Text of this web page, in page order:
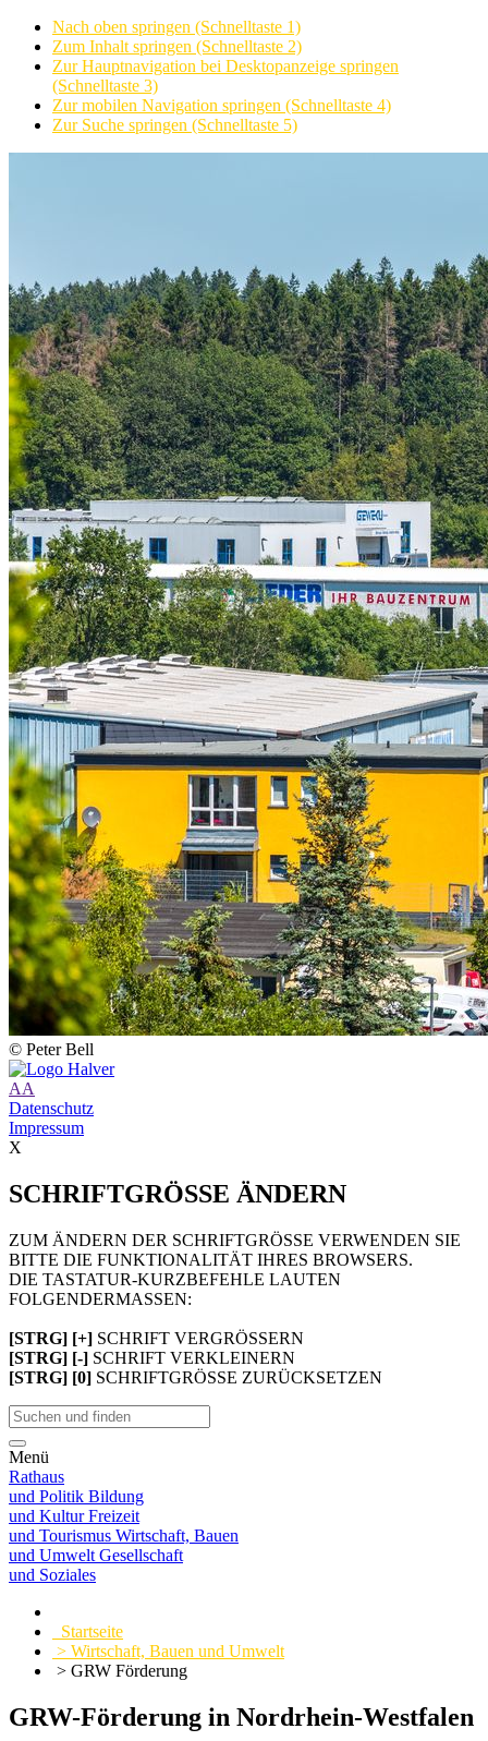
Nach oben springen (Schnelltaste 1)
Zum Inhalt springen (Schnelltaste 2)
Zur Hauptnavigation bei Desktopanzeige springen
(Schnelltaste 3)
Zur mobilen Navigation springen (Schnelltaste 4)
Zur Suche springen (Schnelltaste 5)
© Peter Bell
AA
Datenschutz
Impressum
X
SCHRIFTGRÖSSE ÄNDERN
ZUM ÄNDERN DER SCHRIFTGRÖSSE VERWENDEN SIE
BITTE DIE FUNKTIONALITÄT IHRES BROWSERS.
DIE TASTATUR-KURZBEFEHLE LAUTEN
FOLGENDERMASSEN:
[STRG] [+] SCHRIFT VERGRÖSSERN
[STRG] [-] SCHRIFT VERKLEINERN
[STRG] [0] SCHRIFTGRÖSSE ZURÜCKSETZEN
Menü
Rathaus
und Politik Bildung
und KulturFreizeit
und Tourismus Wirtschaft, Bauen
und Umwelt Gesellschaft
und Soziales
Startseite
> Wirtschaft, Bauen und Umwelt
> GRW Förderung
GRW-Förderung in Nordrhein-Westfalen